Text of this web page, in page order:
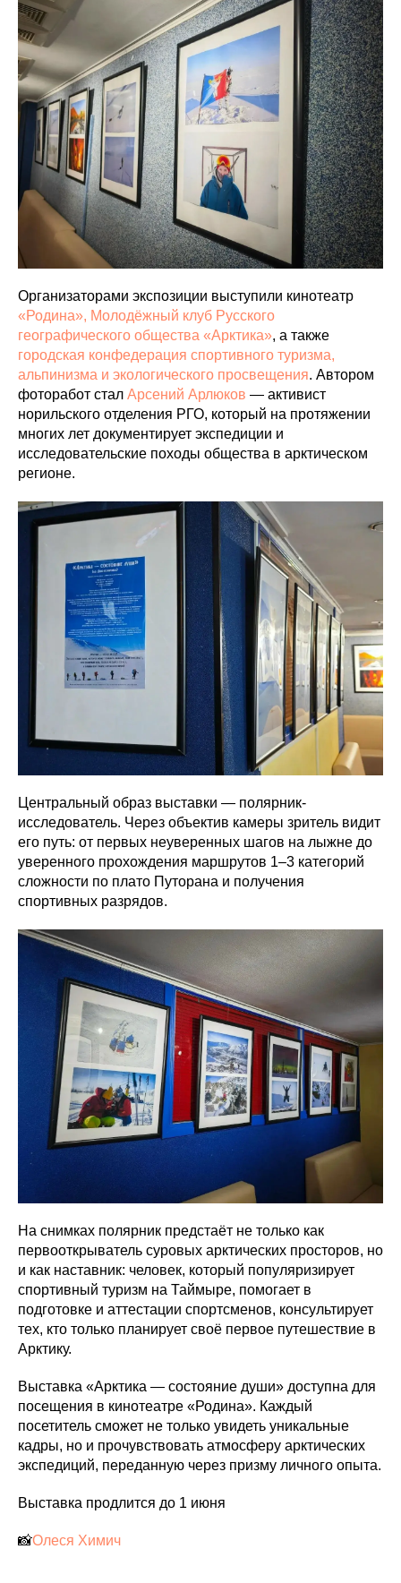
Организаторами экспозиции выступили кинотеатр
«Родина», Молодёжный клуб Русского
географического общества «Арктика», а также
городская конфедерация спортивного туризма,
альпинизма и экологического просвещения. Автором
фоторабот стал Арсений Арлюков — активист
норильского отделения РГО, который на протяжении
многих лет документирует экспедиции и
исследовательские походы общества в арктическом
регионе.
Центральный образ выставки — полярник-
исследователь. Через объектив камеры зритель видит
его путь: от первых неуверенных шагов на лыжне до
уверенного прохождения маршрутов 1–3 категорий
сложности по плато Путорана и получения
спортивных разрядов.
На снимках полярник предстаёт не только как
первооткрыватель суровых арктических просторов, но
и как наставник: человек, который популяризирует
спортивный туризм на Таймыре, помогает в
подготовке и аттестации спортсменов, консультирует
тех, кто только планирует своё первое путешествие в
Арктику.
Выставка «Арктика — состояние души» доступна для
посещения в кинотеатре «Родина». Каждый
посетитель сможет не только увидеть уникальные
кадры, но и прочувствовать атмосферу арктических
экспедиций, переданную через призму личного опыта.
Выставка продлится до 1 июня
📸Олеся Химич